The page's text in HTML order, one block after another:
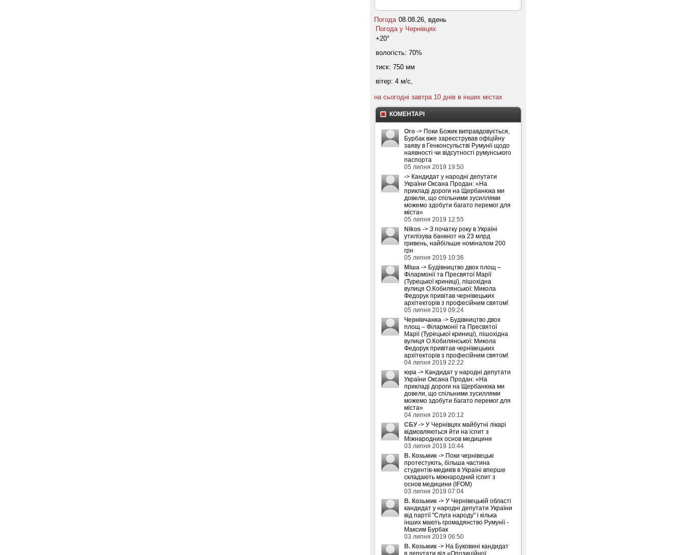
Погода 08.08.26, вдень
Погода у Чернівцях
+20°
вологість: 70%
тиск: 750 мм
вітер: 4 м/с,
на сьогодні завтра 10 днів в інших містах
КОМЕНТАРІ
Ого -> Поки Божик виправдовується,
Бурбак вже зареєстрував офіційну
заяву в Генконсульстві Румунії щодо
наявності чи відсутності румунського
паспорта
05 липня 2019 19:50
-> Кандидат у народні депутати
України Оксана Продан: «На
прикладі дороги на Щербанюка ми
довели, що спільними зусиллями
можемо здобути багато перемог для
міста»
05 липня 2019 12:55
Nikos -> З початку року в Україні
утилізува банкнот на 23 млрд
гривень, найбільше номіналом 200
грн
05 липня 2019 10:36
Міша -> Будівництво двох площ –
Філармонії та Пресвятої Марії
(Турецької криниці), пішохідна
вулиця О.Кобилянської: Микола
Федорук привітав чернівецьких
архітекторів з професійним святом!
05 липня 2019 09:24
Чернівчанка -> Будівництво двох
площ – Філармонії та Пресвятої
Марії (Турецької криниці), пішохідна
вулиця О.Кобилянської: Микола
Федорук привітав чернівецьких
архітекторів з професійним святом!
04 липня 2019 22:22
юра -> Кандидат у народні депутати
України Оксана Продан: «На
прикладі дороги на Щербанюка ми
довели, що спільними зусиллями
можемо здобути багато перемог для
міста»
04 липня 2019 20:12
СБУ-> У Чернівцях майбутні лікарі
відмовляються йти на іспит з
Міжнародних основ медицини
03 липня 2019 10:44
В. Козьмик -> Поки чернівецькі
протестують, більша частина
студентів-медиків в Україні вперше
складають міжнародний іспит з
основ медицини (IFOM)
03 липня 2019 07:04
В. Козьмик -> У Чернівецькій області
кандидат у народні депутати України
від партії "Слуга народу" і кілька
інших мають громадянство Румунії -
Максим Бурбак
03 липня 2019 06:50
В. Козьмик -> На Буковині кандидат
в депутати від «Опозиційної